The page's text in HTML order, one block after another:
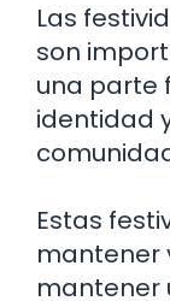
Las
son
una parte
identidad
Estas
mantener
mantener